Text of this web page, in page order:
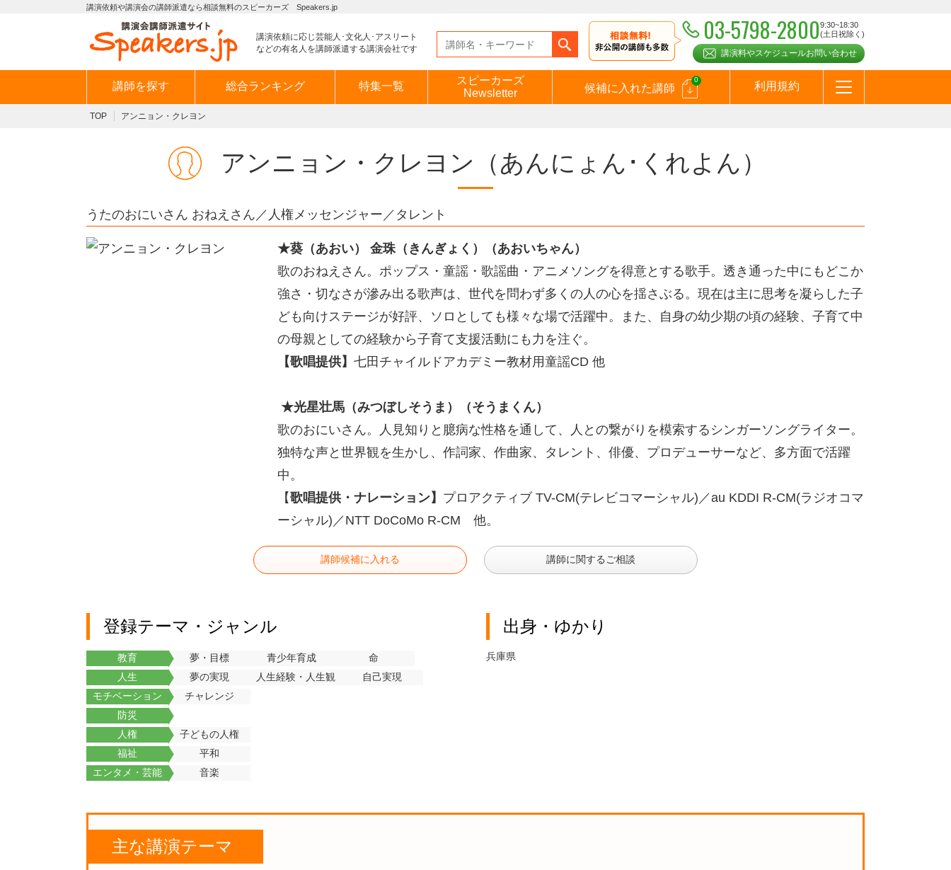
講演依頼や講演会の講師派遣なら相談無料のスピーカーズ Speakers.jp
講演依頼に応じ芸能人･文化人･アスリート
などの有名人を講師派遣する講演会社です
03-5798-28009:30~18:30
(土日祝除く)
講演料やスケジュールお問い合わせ
講師を探す 総合ランキング 特集一覧
スピーカーズ
Newsletter
候補に入れた講師
0
利用規約
TOP アンニョン・クレヨン
アンニョン・クレヨン （あんにょん･くれよん）
うたのおにいさん おねえさん／人権メッセンジャー／タレント
★葵（あおい） 金珠（ きんぎょく）（あおいちゃん）
歌のおねえさん。ポップス・童謡・歌謡曲・アニメソングを得意とする歌手。透き通った中にもどこか
強さ・切なさが滲み出る歌声は、世代を問わず多くの人の心を揺さぶる。現在は主に思考を凝らした子
ども向けステージが好評、ソロとしても様々な場で活躍中。また、自身の幼少期の頃の経験、子育て中
の母親としての経験から子育て支援活動にも力を注ぐ。
【歌唱提供】 七田チャイルドアカデミー教材用童謡CD 他
★光星壮馬（みつぼしそうま）（そうまくん）
歌のおにいさん。人見知りと臆病な性格を通して、人との繋がりを模索するシンガーソングライター。
独特な声と世界観を生かし、作詞家、作曲家、タレント、俳優、プロデューサーなど、多方面で活躍
中。
【歌唱提供・ナレーション】 プロアクティブ TV-CM(テレビコマーシャル)／au KDDI R-CM(ラジオコマ
ーシャル)／NTT DoCoMo R-CM 他。
講師候補に入れる 講師に関するご相談
登録テーマ・ジャンル
教育 夢・目標 青少年育成
命
人生
夢の実現 人生経験・人生観
自己実現
モチベーション
チャレンジ
防災
人権
子どもの人権
福祉
平和
エンタメ・芸能
音楽
出身・ゆかり
兵庫県
主な講演テーマ